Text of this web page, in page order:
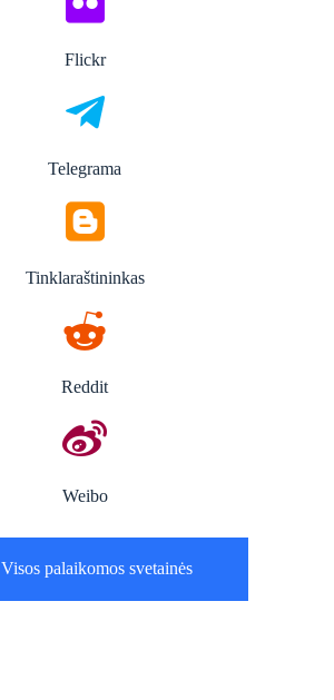
Flickr
Telegrama
Tinklaraštininkas
Reddit
Weibo
Visos palaikomos svetainės